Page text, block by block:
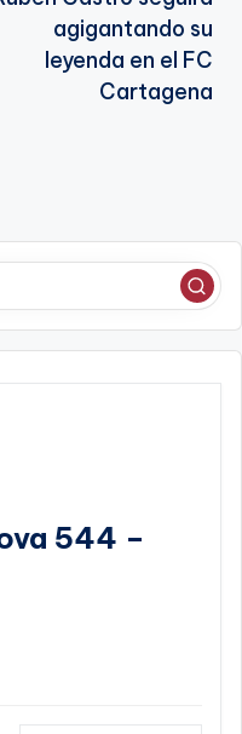
agigantando su
leyenda en el FC
Cartagena
544 –